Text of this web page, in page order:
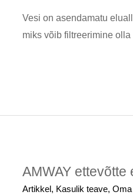
Vesi on asendamatu
miks võib filtreerimine olla
AMWAY
Artikkel , Kasulik teave,